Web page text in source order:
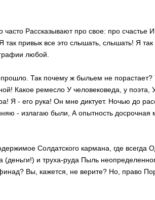
Рассказывают про свое: про счастье
привык все это слышать, слышать! Я так
любой.
Так почему ж быльем не порастает?
Какое ремесло У человековеда, у поэта,
Я - его рука! Он мне диктует. Ночью до
- излагаю были, А опытность досрочная
Солдатского кармана, где всегда
и труха-руда Пыль
Вы, кажется, не верите? Но, право